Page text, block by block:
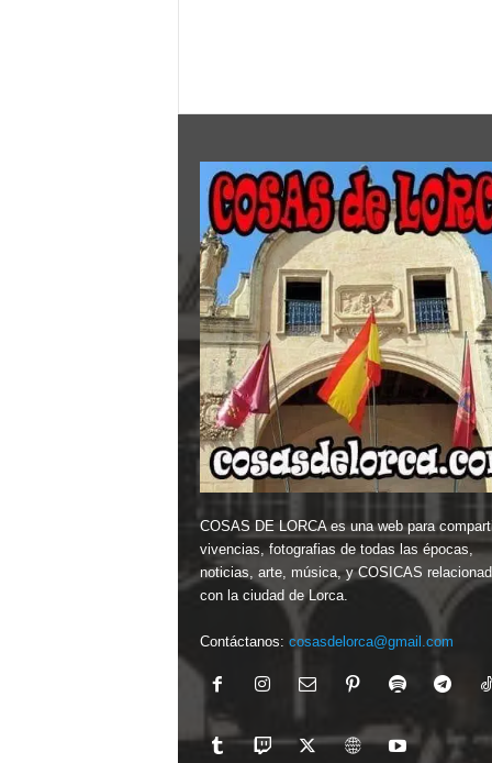
COSAS DE LORCA es una web para
vivencias, fotografias de todas las épocas,
noticias, arte, música, y COSICAS
con la ciudad de Lorca.
Contáctanos: cosasdelorca@gmail.com